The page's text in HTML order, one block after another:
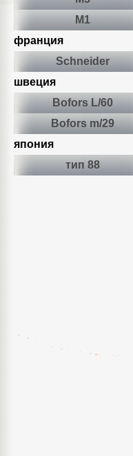
M1
франция
Schneider
швеция
Bofors L/60
Bofors m/29
япония
тип 88